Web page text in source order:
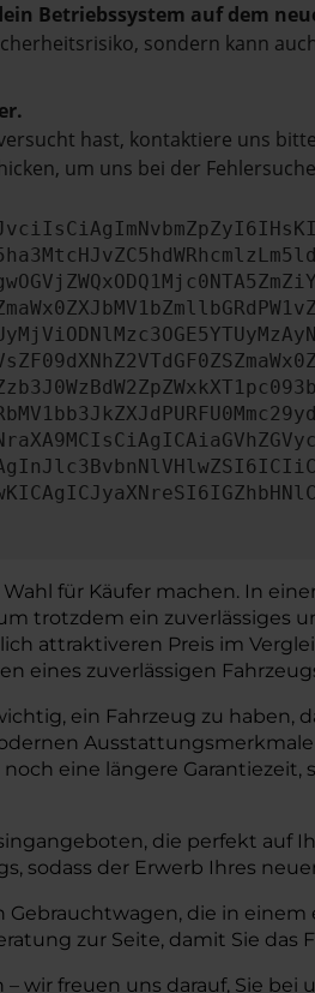
Betriebssystem auf dem
sondern kann
hast, kontaktiere uns
um uns bei der
für Käufer machen. In
trotzdem ein zuverlässiges
attraktiveren Preis im
eines zuverlässigen
ein Fahrzeug zu haben,
eine längere Garantiezeit,
die perfekt auf
sodass der Erwerb Ihres
die in
zur Seite, damit Sie das
wir freuen uns darauf, Sie